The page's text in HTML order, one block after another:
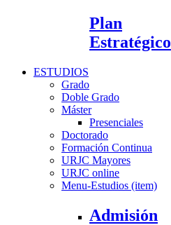
Plan
Estratégico
ESTUDIOS
Grado
Doble Grado
Máster
Presenciales
Doctorado
Formación Continua
URJC Mayores
URJC online
Menu-Estudios (item)
Admisión